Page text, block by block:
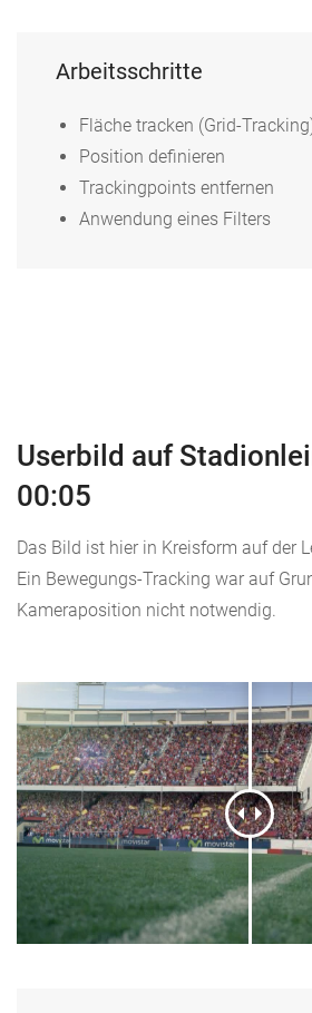
Arbeitsschritte
Fläche tracken (Grid-
Position definieren
Trackingpoints entfernen
Anwendung eines Filters
Userbild auf
00:05
Das Bild ist hier in Kreisform auf der
Ein Bewegungs-Tracking war auf
Kameraposition nicht notwendig.